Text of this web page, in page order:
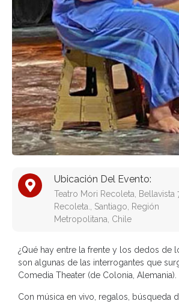
Ubicación Del Evento:
Teatro Mori Recoleta, Bellavista
Recoleta., Santiago, Región
Metropolitana, Chile
¿Qué hay entre la frente y los dedos de
son algunas de las interrogantes que
Comedia Theater (de Colonia, Alemania).
Con música en vivo, regalos, búsqueda